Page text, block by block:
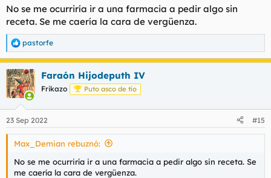
:
No se me ocurriría ir a una farmacia a pedir algo sin
receta. Se me caería la cara de vergüenza.
R
e
a
c
c
i
e
s
pastorfe
Faraón Hijodeputh IV
Frikazo Puto asco de tío
23 Sep 2022 #15
Max_Demian rebuznó:
No se me ocurriría ir a una farmacia a pedir algo sin receta. Se
me caería la cara de vergüenza.